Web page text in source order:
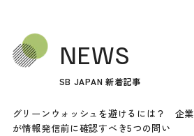
NEWS
SB JAPAN 新着記事
グリーンウォッシュを避けるには？ 企業
が情報発信前に確認すべき5つの問い